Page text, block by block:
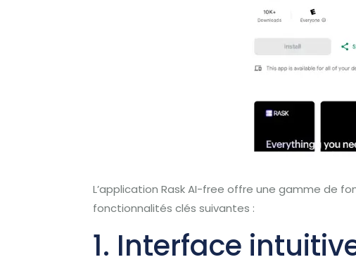
L’application Rask AI-free offre une gamme de
fonctionnalités clés suivantes :
1. Interface